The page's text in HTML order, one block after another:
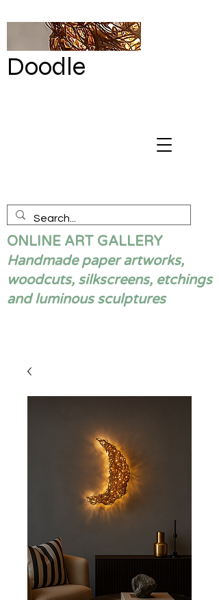
Doodle
ONLINE ART GALLERY
Handmade paper artworks,
woodcuts, silkscreens, etchings
and luminous sculptures